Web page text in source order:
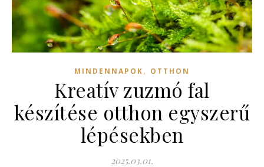
MINDENNAPOK, OTTHON
Kreatív zuzmó fal
készítése otthon egyszerű
lépésekben
2025.03.01.